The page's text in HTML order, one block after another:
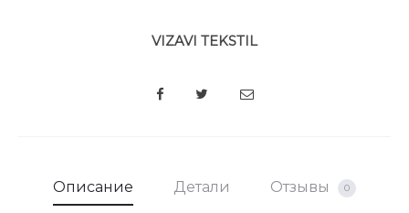
VIZAVI TEKSTIL
SHARE
Описание Детали Отзывы 0